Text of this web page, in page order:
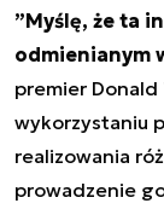
”Myślę, że ta
odmienianym
premier Donald
wykorzystaniu
realizowania
prowadzenie